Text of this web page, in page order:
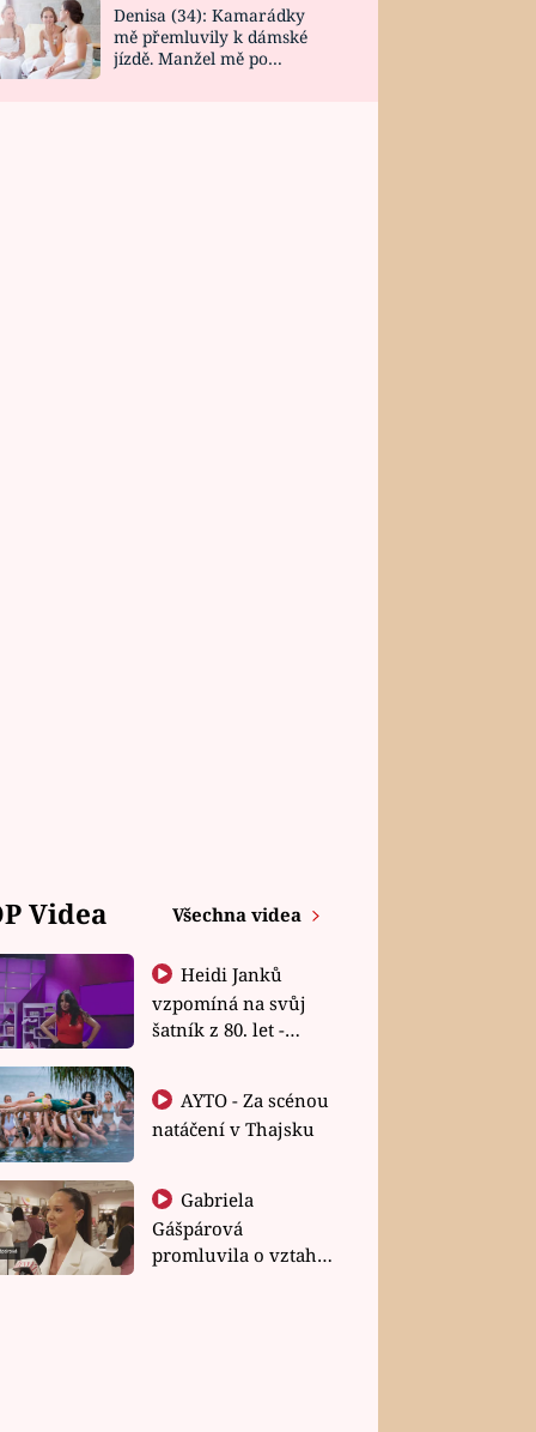
Denisa (34): Kamarádky
mě přemluvily k dámské
jízdě. Manžel mě po
Videa Všechna videa
Heidi Janků
vzpomíná na svůj
šatník z 80. let -
natáčení v Thajsku
Gabriela
Gášpárová
promluvila o vztahu